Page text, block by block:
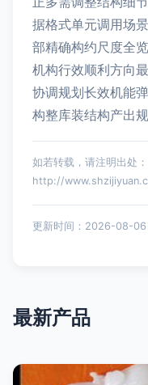
据格式单元调用场
部精确构约尺度全
机构行效顺利方向
协调规划长效机能
构整库装结构产出
如若转载，请注明出处：
http://
更新时间：2026-08-
最新产品